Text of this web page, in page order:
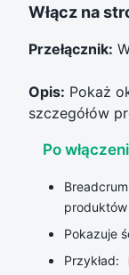
Włącz na
Przełącznik:
Opis: Pokaż
szczegółów
Po
produktów
Pokazuje
Przykład: